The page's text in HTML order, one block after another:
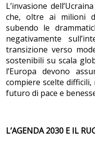
L’invasione
che, oltre ai milioni
subendo le
negativamente
transizione verso
sostenibili su scala
l’Europa devono
compiere scelte
futuro di pace e
L’AGENDA 2030 E IL